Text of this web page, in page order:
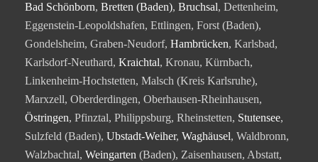
Bad Schönborn, Bretten (Baden), Bruchsal, Dettenheim,
Eggenstein-Leopoldshafen, Ettlingen, Forst (Baden),
Gondelsheim, Graben-Neudorf, Hambrücken, Karlsbad,
Karlsdorf-Neuthard, Kraichtal, Kronau, Kürnbach,
Linkenheim-Hochstetten, Malsch (Kreis Karlsruhe),
Marxzell, Oberderdingen, Oberhausen-Rheinhausen,
Östringen, Pfinztal, Philippsburg, Rheinstetten, Stutensee,
Sulzfeld (Baden), Ubstadt-Weiher, Waghäusel, Waldbronn,
Walzbachtal, Weingarten (Baden), Zaisenhausen, Abstatt,